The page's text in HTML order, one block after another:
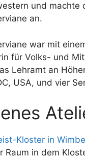
und
an.
war mit
für Volks- und
Lehramt an
USA, und vier
Kloster in
Raum in dem